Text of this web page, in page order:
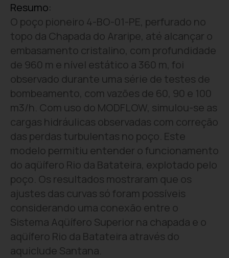
Resumo:
O poço pioneiro 4-BO-01-PE, perfurado no
topo da Chapada do Araripe, até alcançar o
embasamento cristalino, com profundidade
de 960 m e nível estático a 360 m, foi
observado durante uma série de testes de
bombeamento, com vazões de 60, 90 e 100
m3/h. Com uso do MODFLOW, simulou-se as
cargas hidráulicas observadas com correção
das perdas turbulentas no poço. Este
modelo permitiu entender o funcionamento
do aqüífero Rio da Batateira, explotado pelo
poço. Os resultados mostraram que os
ajustes das curvas só foram possíveis
considerando uma conexão entre o
Sistema Aqüífero Superior na chapada e o
aqüífero Rio da Batateira através do
aquiclude Santana.